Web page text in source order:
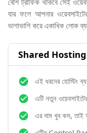
যার ফলে আপনার
ভাগাভাগি করে একাধিক লোক
Shared Hosting
এই ধরনের হোস্টিং
এটি নতুন
এর দাম খুব কম, তাই